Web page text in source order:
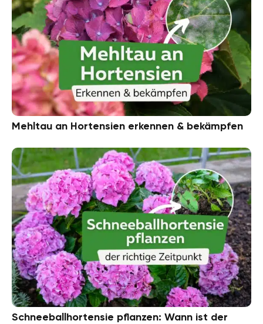
Mehltau an Hortensien erkennen & bekämpfen
Schneeballhortensie pflanzen: Wann ist der